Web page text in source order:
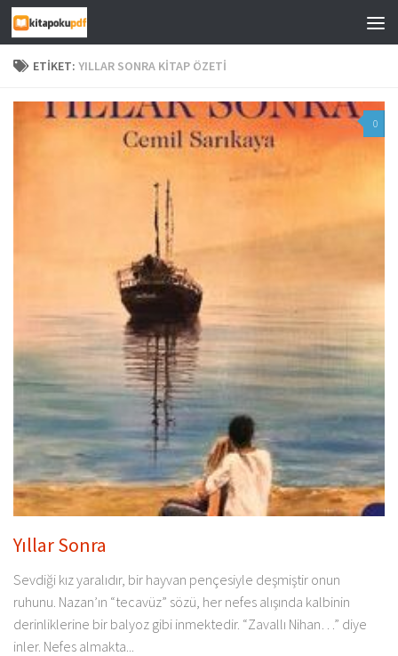
Skip to content
ETIKET: YILLAR SONRA KITAP ÖZETI
0
Yıllar Sonra
Sevdiği kız yaralıdır, bir hayvan pençesiyle deşmiştir onun
ruhunu. Nazan’ın “tecavüz” sözü, her nefes alışında kalbinin
derinliklerine bir balyoz gibi inmektedir. “Zavallı Nihan…” diye
inler. Nefes almakta...